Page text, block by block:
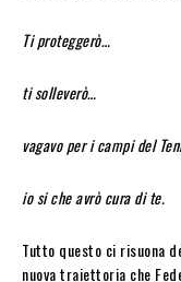
Ti proteggerò…
ti solleverò…
vagavo per i campi del
io si che avrò cura di te.
Tutto questo ci risuona
nuova traiettoria che